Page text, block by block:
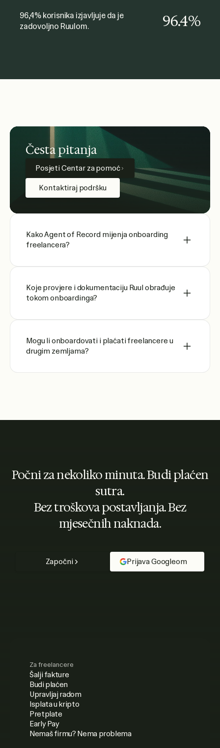
96,4% korisnika izjavljuje da je
zadovoljno Ruulom.
96.4%
Česta pitanja
Posjeti Centar za pomoć
Kontaktiraj podršku
Kako Agent of Record mijenja onboarding
freelancera?
Koje provjere i dokumentaciju Ruul obrađuje
tokom onboardinga?
Mogu li onboardovati i plaćati freelancere u
drugim zemljama?
Počni za nekoliko minuta. Budi plaćen
sutra.
Bez troškova postavljanja. Bez
mjesečnih naknada.
Započni Prijava Googleom
Za freelancere
Šalji fakture
Budi plaćen
Upravljaj radom
Isplata u kripto
Pretplate
Early Pay
Nemaš firmu? Nema problema